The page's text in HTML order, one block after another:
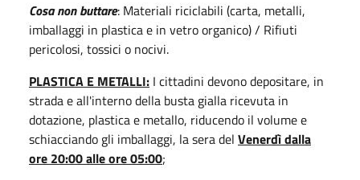
Cosa non buttare: Materiali riciclabili (carta, metalli,
imballaggi in plastica e in vetro organico) / Rifiuti
pericolosi, tossici o nocivi.
PLASTICA E METALLI: I cittadini devono depositare, in
strada e all'interno della busta gialla ricevuta in
dotazione, plastica e metallo, riducendo il volume e
schiacciando gli imballaggi, la sera del Venerdì dalla
ore 20:00 alle ore 05:00;